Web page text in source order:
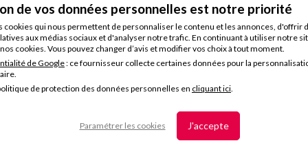
de vos données personnelles est notre priorité
cookies qui nous permettent de personnaliser le contenu et les annonces, d'offrir
aux médias sociaux et d'analyser notre trafic. En continuant à utiliser notre
cookies. Vous pouvez changer d’avis et modifier vos choix à tout moment.
de Google: ce fournisseur collecte certaines données pour la
de protection des données personnelles en cliquant ici.
Paramétrer les cookies J'accepte